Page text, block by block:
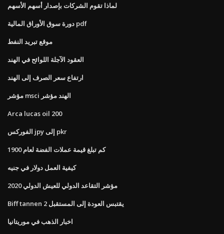
لماذا تقوم الشركات بإصدار أسهم الأسهم
دورة سوق الأوراق المالية pdf
موقع تبريد النفط
العقود الآجلة اللوائح في الهند
ارتفاع سعر الصرف إلى الهند
مؤشر msci الهند مؤشر
Arca lucas oil 200
الفوركس jpy إلى pkr
كم تبلغ قيمة عملات الفضة لعام 1900
كيفية العمل دولار في جنيه
مؤشر التقاعد الدولي للعيش الدولي 2020
Biff tannen يقتبس العودة إلى المستقبل 2
اخبار الذهب في موريتانيا